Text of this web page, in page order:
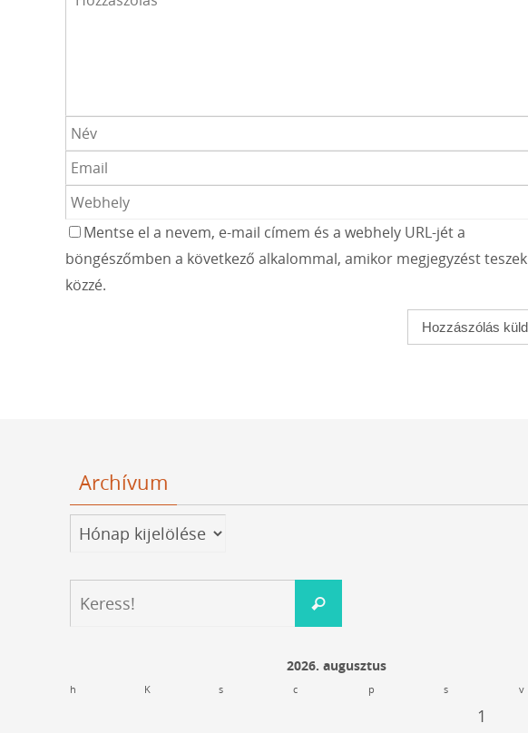
Mentse el a nevem, e-mail címem és a webhely URL-jét a
böngészőmben a következő alkalommal, amikor megjegyzést teszek
közzé.
Archívum
Archívum
Keress!
2026. augusztus
h K s c p s v
1